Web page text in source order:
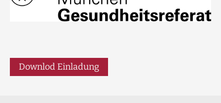
Downlod Einladung